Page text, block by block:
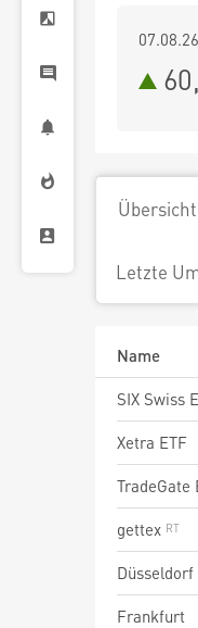
Übersicht
Letzte
Name
SIX Swiss
Xetra ETF
TradeGate
gettex
Düsseldorf
Frankfurt